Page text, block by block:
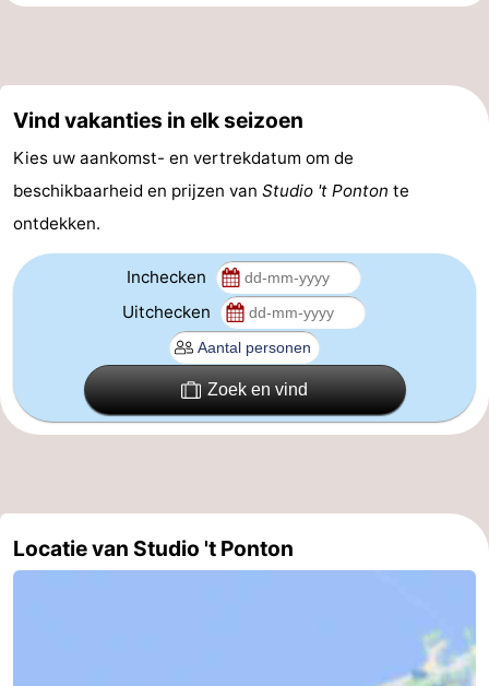
Brugge
-
Gent
-
Ieper
De
Kust
-
Natuur
-
Zeebrugge
Blankenberge
-
Haan
Bredene
-
Vind vakanties in elk seizoen
Kies uw aankomst- en vertrekdatum om de
beschikbaarheid en prijzen van Studio 't Ponton te
ontdekken.
Inchecken
Uitchecken
Zoek en vind
Locatie van Studio 't Ponton